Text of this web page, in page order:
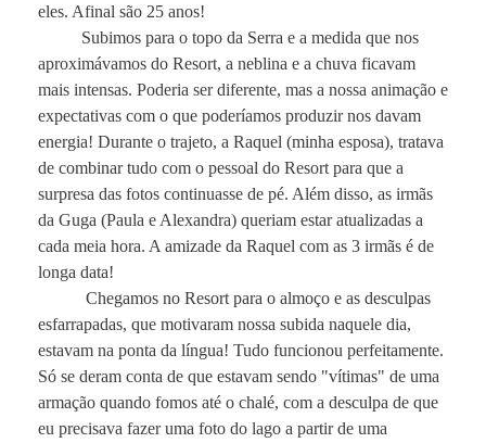
eles. Afinal são 25 anos!
Subimos para o topo da Serra e a medida que nos
aproximávamos do Resort, a neblina e a chuva ficavam
mais intensas. Poderia ser diferente, mas a nossa animação e
expectativas com o que poderíamos produzir nos davam
energia! Durante o trajeto, a Raquel (minha esposa), tratava
de combinar tudo com o pessoal do Resort para que a
surpresa das fotos continuasse de pé. Além disso, as irmãs
da Guga (Paula e Alexandra) queriam estar atualizadas a
cada meia hora. A amizade da Raquel com as 3 irmãs é de
longa data!
Chegamos no Resort para o almoço e as desculpas
esfarrapadas, que motivaram nossa subida naquele dia,
estavam na ponta da língua! Tudo funcionou perfeitamente.
Só se deram conta de que estavam sendo "vítimas" de uma
armação quando fomos até o chalé, com a desculpa de que
eu precisava fazer uma foto do lago a partir de uma